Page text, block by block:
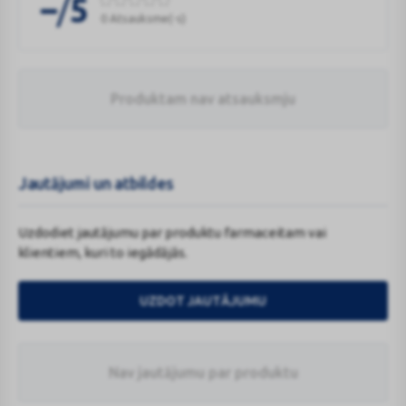
–/5 0 Atsauksme(-s)
Produktam nav atsauksmju
Jautājumi un atbildes
Uzdodiet jautājumu par produktu farmaceitam vai
klientiem, kuri to iegādājās.
UZDOT JAUTĀJUMU
Nav jautājumu par produktu